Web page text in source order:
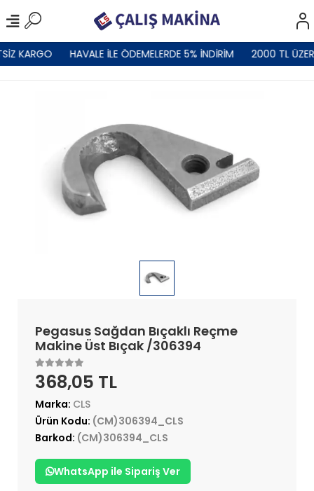
KARGO HAVALE İLE ÖDEMELERDE 5% İNDİRİM 2000 TL
Pegasus Sağdan Bıçaklı Reçme
Makine Üst Bıçak /306394
368,05 TL
Marka: CLS
Ürün Kodu: (CM)306394_CLS
Barkod: (CM)306394_CLS
WhatsApp ile Sipariş Ver